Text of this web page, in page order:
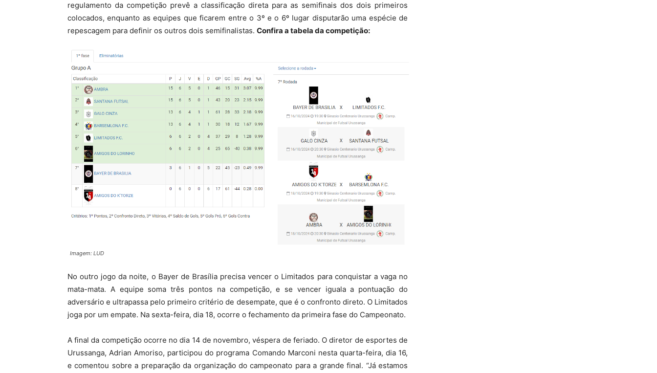
regulamento da competição prevê a classificação direta para as semifinais dos dois primeiros
colocados, enquanto as equipes que ficarem entre o 3º e o 6º lugar disputarão uma espécie de
repescagem para definir os outros dois semifinalistas. Confira a tabela da competição:
Imagem: LUD
No outro jogo da noite, o Bayer de Brasília precisa vencer o Limitados para conquistar a vaga no
mata-mata. A equipe soma três pontos na competição, e se vencer iguala a pontuação do
adversário e ultrapassa pelo primeiro critério de desempate, que é o confronto direto. O Limitados
joga por um empate. Na sexta-feira, dia 18, ocorre o fechamento da primeira fase do Campeonato.
A final da competição ocorre no dia 14 de novembro, véspera de feriado. O diretor de esportes de
Urussanga, Adrian Amoriso, participou do programa Comando Marconi nesta quarta-feira, dia 16,
e comentou sobre a preparação da organização do campeonato para a grande final. “Já estamos